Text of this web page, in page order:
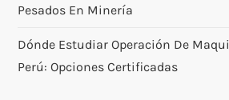
Pesados En Minería
Dónde Estudiar Operación De
Perú: Opciones Certificadas